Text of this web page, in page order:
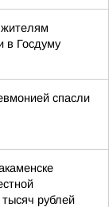
жителям
в Госдуму
спасли
рублей